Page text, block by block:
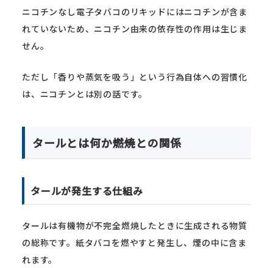
ニコチンなし電子タバコのリキッドにはニコチンが含ま
れていないため、ニコチン由来の依存性の作用は生じま
せん。
ただし「香りや蒸気を吸う」という行為自体への習慣化
は、ニコチンとは別の話です。
タールとは何か――燃焼との関係
タールが発生する仕組み
タールは有機物が不完全燃焼したときに生成される物質
の総称です。紙タバコを燃やすと発生し、煙の中に含ま
れます。